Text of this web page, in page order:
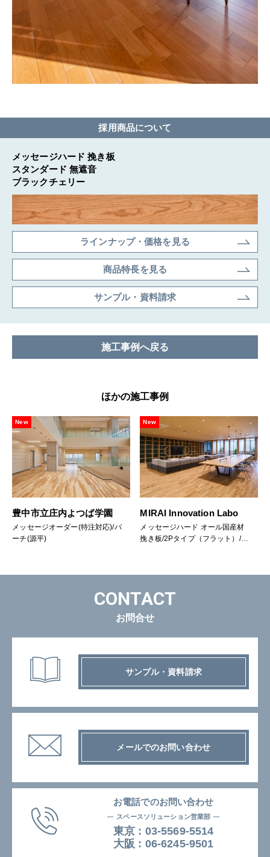
採用商品について
メッセージハード 挽き板
スタンダード 無遮音
ブラックチェリー
ラインナップ・価格を見る
商品特長を見る
サンプル・資料請求
施⼯事例へ戻る
ほかの施工事例
New
豊中市立庄内よつば学園
メッセージオーダー(特注対応)/バ
ーチ(源平)
New
MIRAI Innovation Labo
メッセージハード オール国産材
挽き板/2Pタイプ（フラット）/楢
CONTACT
お問合せ
サンプル・資料請求
メールでのお問い合わせ
お電話でのお問い合わせ
スペースソリューション営業部
東京 : 03-5569-5514
⼤阪 : 06-6245-9501